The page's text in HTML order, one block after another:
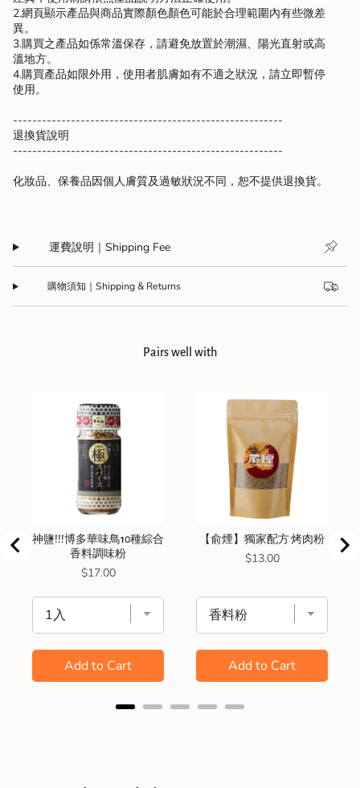
2.網頁顯示產品與商品實際顏色顏色可能於合理範圍內有些微差
異。
3.購買之產品如係常溫保存，請避免放置於潮濕、陽光直射或高
溫地方。
4.購買產品如限外用，使用者肌膚如有不適之狀況，請立即暫停
使用。
--------------------------------------------------------
退換貨說明
--------------------------------------------------------
化妝品、保養品因個人膚質及過敏狀況不同，恕不提供退換貨。
運費說明｜Shipping Fee
購物須知｜Shipping & Returns
Pairs well with
神鹽!!!博多華味鳥10種綜合
香料調味粉
Price
$17.00
Add to Cart
【俞煙】獨家配方 烤肉粉
Price
$13.00
Add to Cart